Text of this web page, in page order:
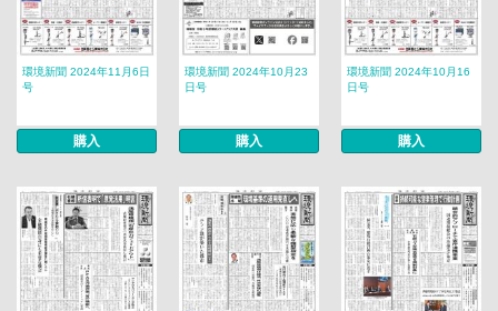
環境新聞 2024年11月6日
号
購入
環境新聞 2024年10月23
日号
購入
環境新聞 2024年10月16
日号
購入